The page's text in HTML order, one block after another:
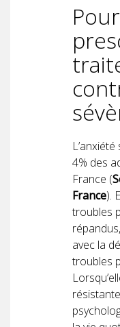
4% des
France (
France).
troubles
avec la
troubles